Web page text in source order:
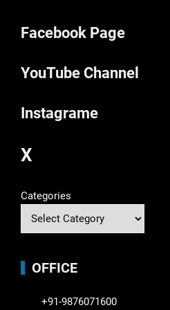
Facebook Page
YouTube Channel
Instagrame
X
Categories
OFFICE
+91-9876071600